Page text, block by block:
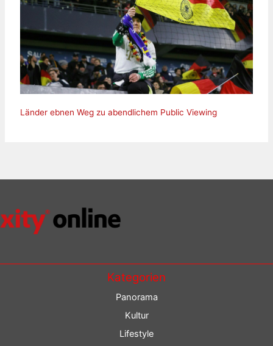
Länder ebnen Weg zu abendlichem Public Viewing
Kategorien
Panorama
Kultur
Lifestyle